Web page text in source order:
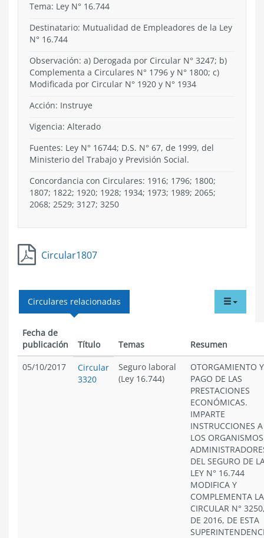
Tema: Ley N° 16.744
Destinatario: Mutualidad de Empleadores de la Ley
N° 16.744
Observación: a) Derogada por Circular N° 3247; b)
Complementa a Circulares N° 1796 y N° 1800; c)
Modificada por Circular N° 1920 y N° 1934
Acción: Instruye
Vigencia: Alterado
Fuentes: Ley N° 16744; D.S. N° 67, de 1999, del
Ministerio del Trabajo y Previsión Social.
Concordancia con Circulares: 1916; 1796; 1800;
1807; 1822; 1920; 1928; 1934; 1973; 1989; 2065;
2068; 2529; 3127; 3250
Circular1807
menu
Circulares relacionadas
Fecha de
publicación
Título Temas
Resumen
05/10/2017
Circular
3320
Seguro laboral
(Ley 16.744)
OTORGAMIENTO Y
PAGO DE LAS
PRESTACIONES
ECONÓMICAS.
IMPARTE
INSTRUCCIONES A
LOS ORGANISMOS
DEL SEGURO DE
LEY N° 16.744
MODIFICA Y
COMPLEMENTA LA
CIRCULAR N°
DE 2016, DE ESTA